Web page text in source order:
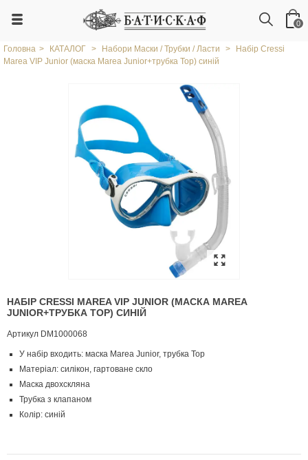
0
Головна > КАТАЛОГ > Набори Маски / Трубки / Ласти >
Набір Cressi
Marea VIP Junior (маска Marea Junior+трубка Top) синій
НАБІР CRESSI MAREA VIP JUNIOR (МАСКА MAREA
JUNIOR+ТРУБКА TOP) СИНІЙ
Артикул DM1000068
У набір входить: маска Marea Junior, трубка Top
Матеріал: силікон, гартоване скло
Маска двохскляна
Трубка з клапаном
Колір: синій